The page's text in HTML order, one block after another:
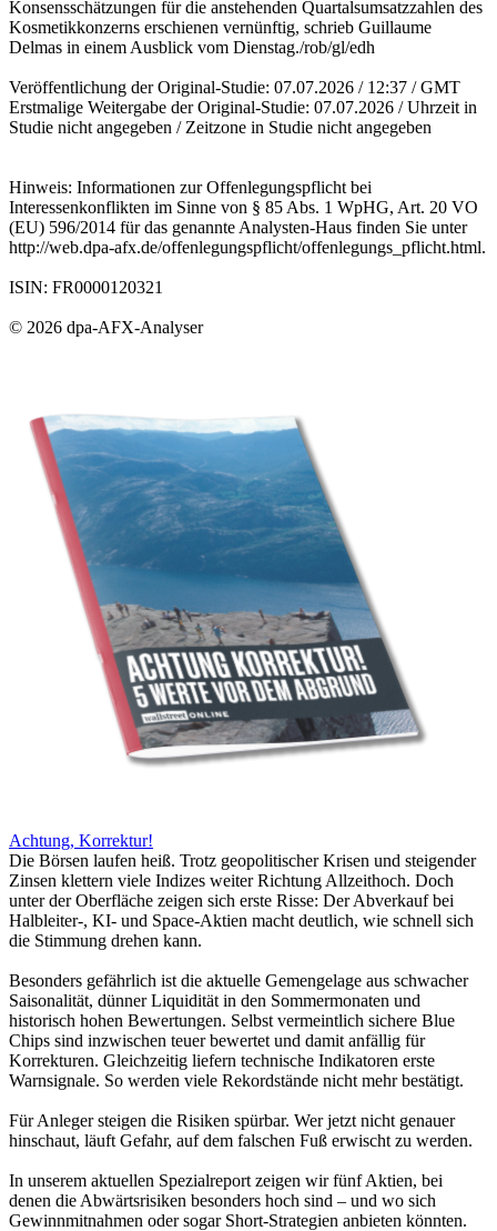
Konsensschätzungen für die anstehenden Quartalsumsatzzahlen des
Kosmetikkonzerns erschienen vernünftig, schrieb Guillaume
Delmas in einem Ausblick vom Dienstag./rob/gl/edh
Veröffentlichung der Original-Studie: 07.07.2026 / 12:37 / GMT
Erstmalige Weitergabe der Original-Studie: 07.07.2026 / Uhrzeit in
Studie nicht angegeben / Zeitzone in Studie nicht angegeben
Hinweis: Informationen zur Offenlegungspflicht bei
Interessenkonflikten im Sinne von § 85 Abs. 1 WpHG, Art. 20 VO
(EU) 596/2014 für das genannte Analysten-Haus finden Sie unter
http://web.dpa-afx.de/offenlegungspflicht/offenlegungs_pflicht.html.
ISIN: FR0000120321
© 2026 dpa-AFX-Analyser
Achtung, Korrektur!
Die Börsen laufen heiß. Trotz geopolitischer Krisen und steigender
Zinsen klettern viele Indizes weiter Richtung Allzeithoch. Doch
unter der Oberfläche zeigen sich erste Risse: Der Abverkauf bei
Halbleiter-, KI- und Space-Aktien macht deutlich, wie schnell sich
die Stimmung drehen kann.
Besonders gefährlich ist die aktuelle Gemengelage aus schwacher
Saisonalität, dünner Liquidität in den Sommermonaten und
historisch hohen Bewertungen. Selbst vermeintlich sichere Blue
Chips sind inzwischen teuer bewertet und damit anfällig für
Korrekturen. Gleichzeitig liefern technische Indikatoren erste
Warnsignale. So werden viele Rekordstände nicht mehr bestätigt.
Für Anleger steigen die Risiken spürbar. Wer jetzt nicht genauer
hinschaut, läuft Gefahr, auf dem falschen Fuß erwischt zu werden.
In unserem aktuellen Spezialreport zeigen wir fünf Aktien, bei
denen die Abwärtsrisiken besonders hoch sind – und wo sich
Gewinnmitnahmen oder sogar Short-Strategien anbieten könnten.